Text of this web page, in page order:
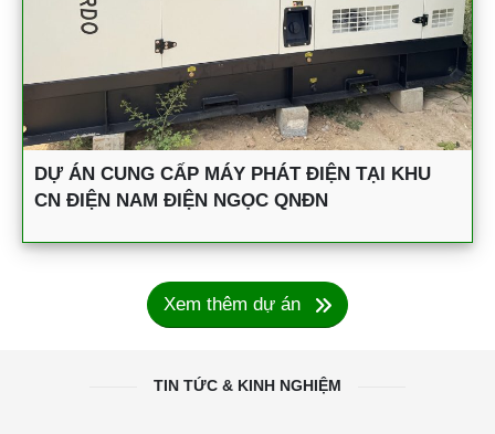
DỰ ÁN CUNG CẤP MÁY PHÁT ĐIỆN TẠI KHU
CN ĐIỆN NAM ĐIỆN NGỌC QNĐN
Xem thêm dự án
TIN TỨC & KINH NGHIỆM